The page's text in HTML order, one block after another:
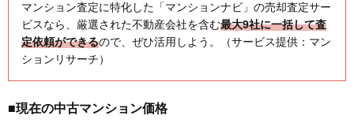
マンション査定に特化した「マンションナビ」の売却査定サー
ビスなら、厳選された不動産会社を含む最大9社に一括して査
定依頼ができるので、ぜひ活用しよう。（サービス提供：マン
ションリサーチ）
■現在の中古マンション価格